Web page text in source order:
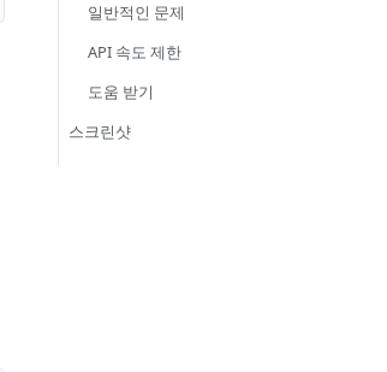
일반적인 문제
API 속도 제한
도움 받기
스크린샷